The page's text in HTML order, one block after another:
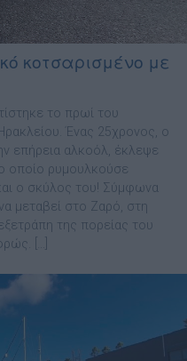
κοτσαρισμένο με
το πρωί του
Ένας 25χρονος, ο
επήρεια αλκοόλ, έκλεψε
οποίο ρυμουλκούσε
ο σκύλος του! Σύμφωνα
μεταβεί στο Ζαρό, στη
της πορείας του
[…]